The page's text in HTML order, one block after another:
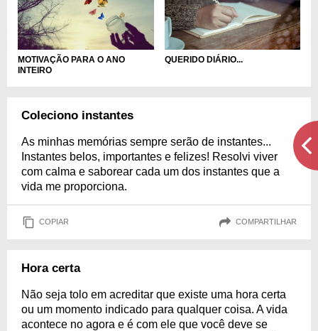
MOTIVAÇÃO PARA O ANO
INTEIRO
QUERIDO DIÁRIO...
Coleciono instantes
As minhas memórias sempre serão de instantes...
Instantes belos, importantes e felizes! Resolvi viver
com calma e saborear cada um dos instantes que a
vida me proporciona.
COPIAR COMPARTILHAR
Hora certa
Não seja tolo em acreditar que existe uma hora certa
ou um momento indicado para qualquer coisa. A vida
acontece no agora e é com ele que você deve se